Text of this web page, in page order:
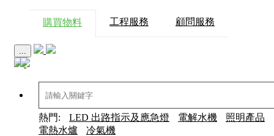
購買物料 工程服務 顧問服務
...
熱門: LED 出路指示及應急燈 電解水機
照明產品
電熱水爐
冷氣機